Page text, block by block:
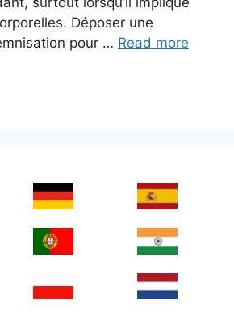
Déposer une
pour … Read more